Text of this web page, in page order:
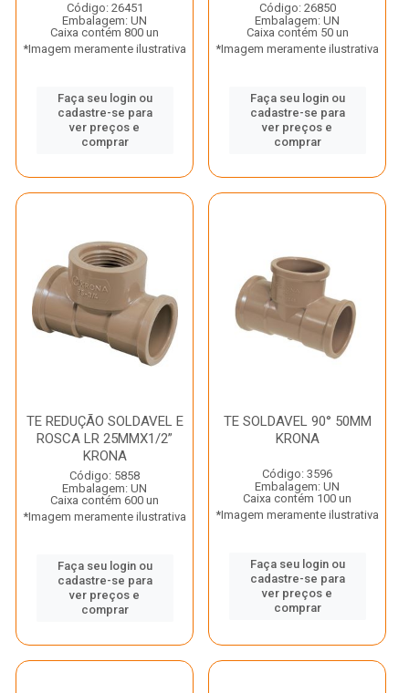
Código: 26451
Embalagem: UN
Caixa contém 800 un
*Imagem meramente ilustrativa
Faça seu login ou
cadastre-se para
ver preços e
comprar
Código: 26850
Embalagem: UN
Caixa contém 50 un
*Imagem meramente ilustrativa
Faça seu login ou
cadastre-se para
ver preços e
comprar
TE REDUÇÃO SOLDAVEL E
ROSCA LR 25MMX1/2”
KRONA
Código: 5858
Embalagem: UN
Caixa contém 600 un
*Imagem meramente ilustrativa
Faça seu login ou
cadastre-se para
ver preços e
comprar
TE SOLDAVEL 90° 50MM
KRONA
Código: 3596
Embalagem: UN
Caixa contém 100 un
*Imagem meramente ilustrativa
Faça seu login ou
cadastre-se para
ver preços e
comprar